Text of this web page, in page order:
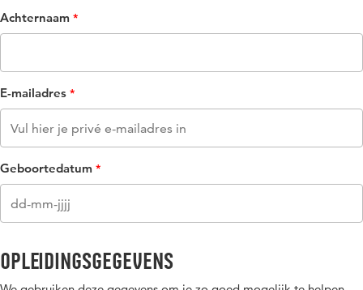
Achternaam
E-mailadres
Geboortedatum
Opleidingsgegevens